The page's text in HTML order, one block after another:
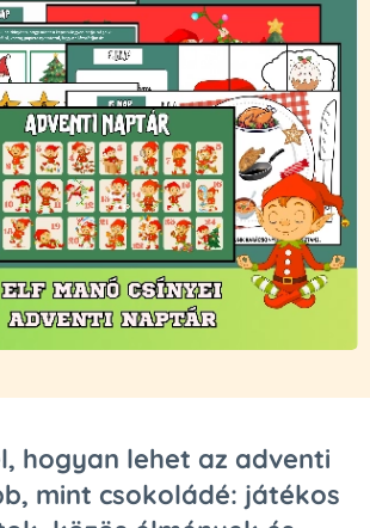
hogyan lehet az adventi
mint csokoládé: játékos